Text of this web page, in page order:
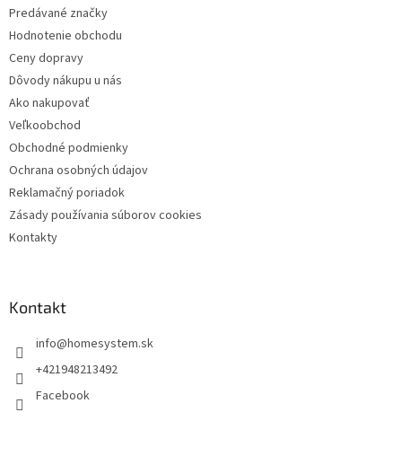
Predávané značky
Hodnotenie obchodu
Ceny dopravy
Dôvody nákupu u nás
Ako nakupovať
Veľkoobchod
Obchodné podmienky
Ochrana osobných údajov
Reklamačný poriadok
Zásady používania súborov cookies
Kontakty
Kontakt
info@homesystem.sk
+421948213492
Facebook